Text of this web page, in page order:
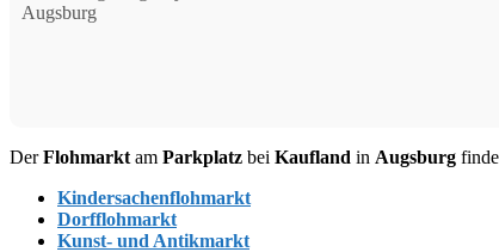
Augsburg
DerFlohmarkt am Parkplatz bei Kaufland in Augsburg
Kindersachenflohmarkt
Dorfflohmarkt
Kunst- und Antikmarkt